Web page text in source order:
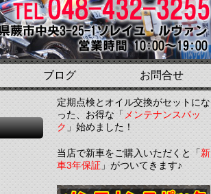
ブログ お問合せ
定期点検とオイル交換がセットにな
った、お得な「 メンテナンスパッ
ク」始めました！
当店で新車をご購入いただくと「新
車3年保証」がついてきます♪